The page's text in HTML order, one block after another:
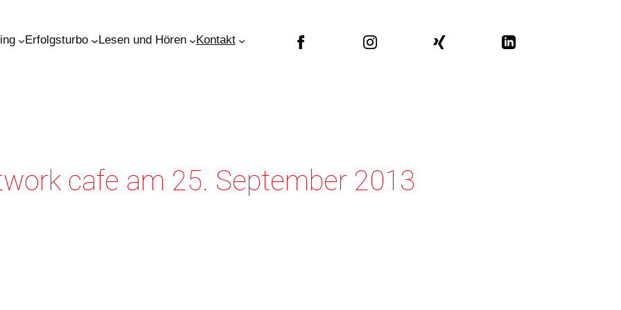
Erfolgsturbo Lesen und Hören Kontakt
cafe am 25. September 2013